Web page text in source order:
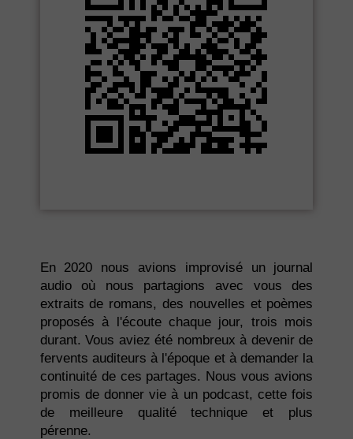
En 2020 nous avions improvisé un journal
audio où nous partagions avec vous des
extraits de romans, des nouvelles et poèmes
proposés à l'écoute chaque jour, trois mois
durant. Vous aviez été nombreux à devenir de
fervents auditeurs à l'époque et à demander la
continuité de ces partages. Nous vous avions
promis de donner vie à un podcast, cette fois
de meilleure qualité technique et plus
pérenne.